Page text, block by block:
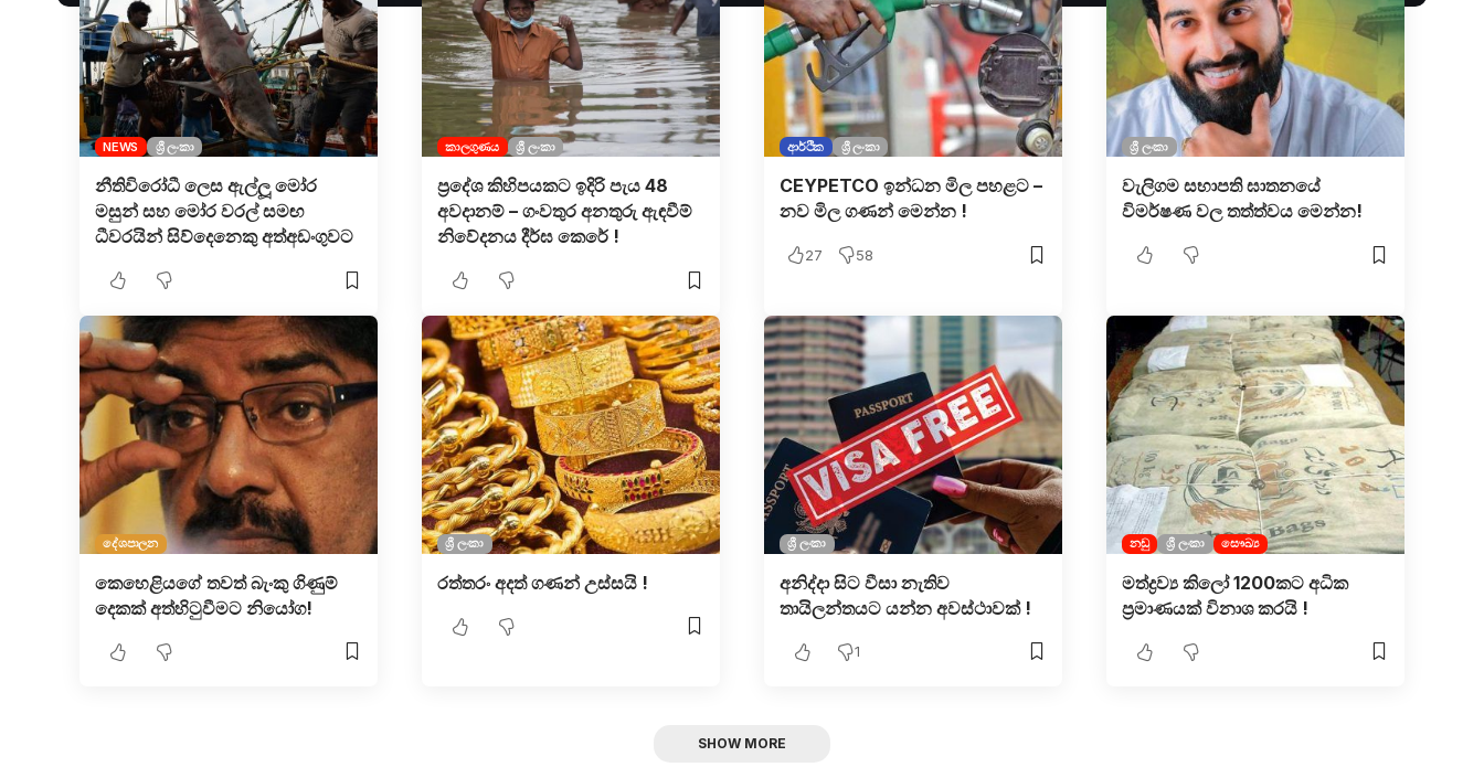
NEWS ශ්‍රී ලංකා
නීතිවිරෝධී ලෙස ඇල්ලූ මෝර
මසුන් සහ මෝර වරල් සමඟ
ධීවරයින් සිව්දෙනෙකු අත්අඩංගුවට
කාලගුණය ශ්‍රී ලංකා
ප්‍රදේශ කිහිපයකට ඉදිරි පැය 48
අවදානම් – ගංවතුර අනතුරු ඇඳවීම්
නිවේදනය දීර්ඝ කෙරේ !
ආර්ථික ශ්‍රී ලංකා
CEYPETCO ඉන්ධන මිල පහළට –
නව මිල ගණන් මෙන්න !
27 58
ශ්‍රී ලංකා
වැලිගම සභාපති ඝාතනයේ
විමර්ෂණ වල තත්ත්වය මෙන්න!
දේශපාලන
කෙහෙළියගේ තවත් බැංකු ගිණුම්
දෙකක් අත්හිටුවීමට නියෝග!
ශ්‍රී ලංකා
රත්තරං අදත් ගණන් උස්සයි !
ශ්‍රී ලංකා
අනිද්දා සිට වීසා නැතිව
තායිලන්තයට යන්න අවස්ථාවක් !
1
නඩු ශ්‍රී ලංකා සෞඛ්‍ය
මත්ද්‍රව්‍ය කිලෝ 1200කට අධික
ප්‍රමාණයක් විනාශ කරයි !
SHOW MORE